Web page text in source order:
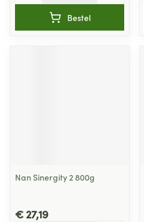
Bestel
Nan Sinergity 2 800g
€ 27,19